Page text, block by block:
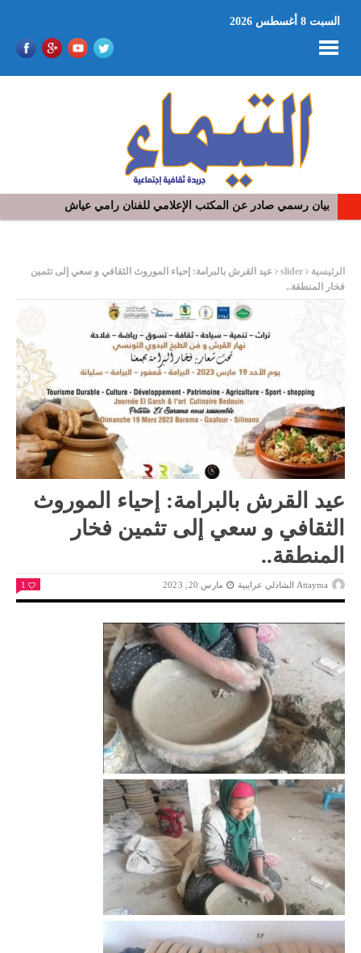
السبت 8 أغسطس 2026
في افتتاح مهرجان بومخلوف الدولي: رؤوف ماهر يتالق و يشد الجمهور
الرئيسية slider
عيد القرش بالبرامة: إحياء الموروث الثقافي و سعي إلى تثمين
فخار المنطقة..
عيد القرش بالبرامة: إحياء الموروث
الثقافي و سعي إلى تثمين فخار
المنطقة..
Attayma الشاذلي عرايبية مارس 20, 2023 1